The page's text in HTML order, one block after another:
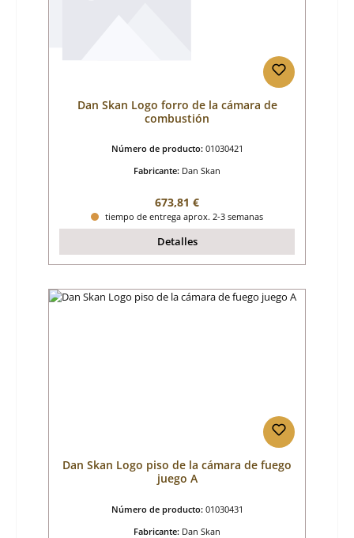
Dan Skan Logo forro de la cámara de
combustión
Número de producto: 01030421
Fabricante: Dan Skan
Precio normal:
673,81 €
tiempo de entrega aprox. 2-3 semanas
Detalles
Dan Skan Logo piso de la cámara de fuego
juego A
Número de producto: 01030431
Fabricante: Dan Skan